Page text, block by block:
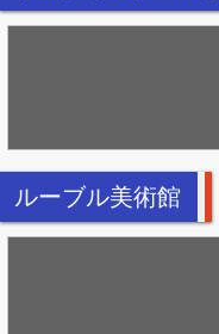
ルーブル美術館